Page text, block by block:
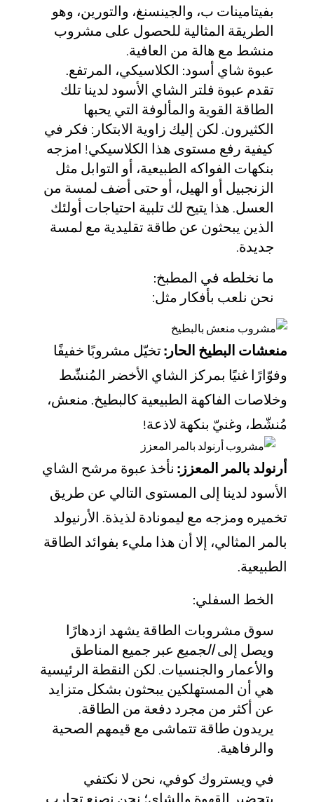
بفيتامينات ب، والجينسنغ، والتورين، وهو
الطريقة المثالية للحصول على مشروب
منشط مع هالة من العافية.
عبوة شاي أسود: الكلاسيكي، المرتفع.
تقدم عبوة فلتر الشاي الأسود لدينا تلك
الطاقة القوية والمألوفة التي يحبها
الكثيرون. لكن إليك زاوية الابتكار: فكر في
كيفية رفع مستوى هذا الكلاسيكي! امزجه
بنكهات الفواكه الطبيعية، أو التوابل مثل
الزنجبيل أو الهيل، أو حتى أضف لمسة من
العسل. هذا يتيح لك تلبية احتياجات أولئك
الذين يبحثون عن طاقة تقليدية مع لمسة
جديدة.
ما نخلطه في المطبخ:
نحن نلعب بأفكار مثل:
منعشات البطيخ الحار: تخيّل مشروبًا خفيفًا
وفوّارًا غنيًا بمركز الشاي الأخضر المُنشّط
وخلاصات الفاكهة الطبيعية كالبطيخ. منعش،
مُنشّط، وغنيّ بنكهة لاذعة!
أرنولد بالمر المعزز: نأخذ عبوة مرشح الشاي
الأسود لدينا إلى المستوى التالي عن طريق
تخميره ومزجه مع ليمونادة لذيذة. الأرنيولد
بالمر المثالي، إلا أن هذا مليء بفوائد الطاقة
الطبيعية.
الخط السفلي:
سوق مشروبات الطاقة يشهد ازدهارًا
ويصل إلىالجميع عبر جميع المناطق
والأعمار والجنسيات. لكن النقطة الرئيسية
هي أن المستهلكين يبحثون بشكل متزايد
عن أكثر من مجرد دفعة من الطاقة.
يريدون طاقة تتماشى مع قيمهم الصحية
والرفاهية.
في ويستروك كوفي، نحن لا نكتفي
بتحضير القهوة والشاي؛ نحن نصنع تجارب